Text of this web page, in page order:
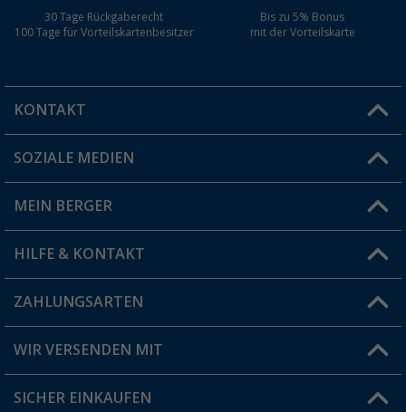
30 Tage Rückgaberecht
100 Tage für Vorteilskartenbesitzer
Bis zu 5% Bonus
mit der Vorteilskarte
KONTAKT
Du hast eine Frage?
Filiale finden
SOZIALE MEDIEN
MEIN BERGER
Vorteilskarte
Blog
Jobs & Karriere
HILFE & KONTAKT
FAQ & Kontakt
Versandinformationen
ZAHLUNGSARTEN
WIR VERSENDEN MIT
SICHER EINKAUFEN